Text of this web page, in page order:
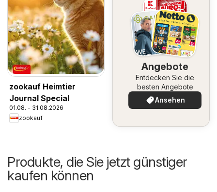
zookauf Heimtier
Journal Special
01.08. - 31.08.2026
zookauf
Angebote
Entdecken Sie die
besten Angebote
Ansehen
Produkte, die Sie jetzt günstiger
kaufen können